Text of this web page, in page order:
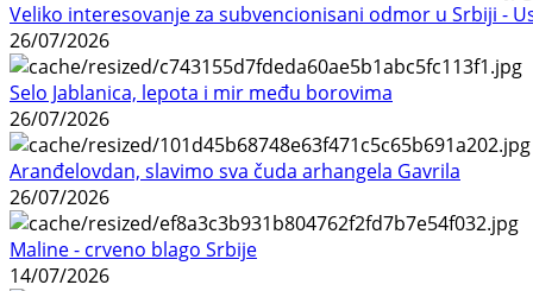
Veliko interesovanje za subvencionisani odmor u Srbiji -
26/07/2026
Selo Jablanica, lepota i mir među borovima
26/07/2026
Aranđelovdan, slavimo sva čuda arhangela Gavrila
26/07/2026
Maline - crveno blago Srbije
14/07/2026